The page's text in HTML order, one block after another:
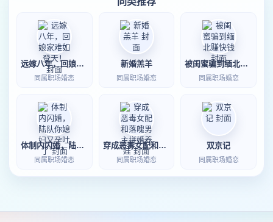
远嫁八年，回娘家难如登天！
同属职场婚恋
新婚羔羊
同属职场婚恋
被闺蜜骗到缅北赚快钱
同属职场婚恋
体制内闪婚，陆队你媳妇又孕吐了
同属职场婚恋
穿成恶毒女配和落魄男主拼婚养娃
同属职场婚恋
双京记
同属职场婚恋